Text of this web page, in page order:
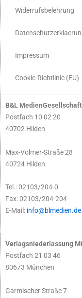
Widerrufsbelehrung
Impressum
Cookie-Richtlinie (EU)
B&L MedienGesellschaft
Postfach 10 02 20
40702 Hilden
Max-Volmer-Straße 28
40724 Hilden
Tel.: 02103/204-0
Fax: 02103/204-204
E-Mail: info@blmedien.de
Verlagsniederlassung
Postfach 21 03 46
80673 München
Garmischer Straße 7